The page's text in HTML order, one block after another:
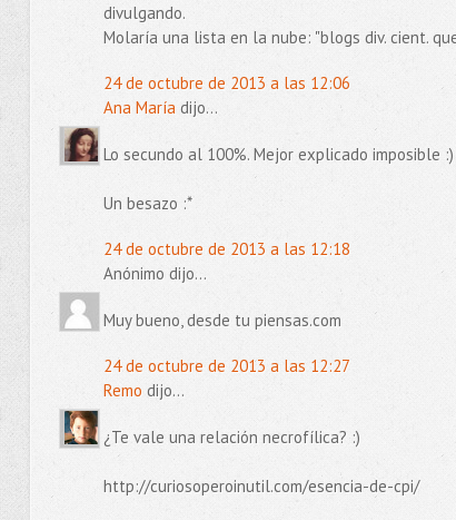
divulgando.
Molaría una lista en la nube: "blogs div. cient.
24 de octubre de 2013 a las 12:06
Ana Maríadijo...
Lo secundo al 100%. Mejor explicado imposible :)
Un besazo :*
24 de octubre de 2013 a las 12:18
Anónimo dijo...
Muy bueno, desde tu piensas.com
24 de octubre de 2013 a las 12:27
Remo dijo...
¿Te vale una relación necrofílica? :)
http://curiosoperoinutil.com/esencia-de-cpi/